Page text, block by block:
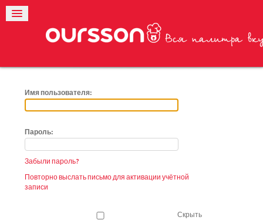
Имя пользователя:
Пароль:
Забыли пароль?
Повторно выслать письмо для активации учётной
записи
Скрыть